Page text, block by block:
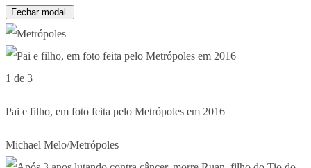
Fechar modal.
1 de 3
Pai e filho, em foto feita pelo Metrópoles em 2016
Michael Melo/Metrópoles